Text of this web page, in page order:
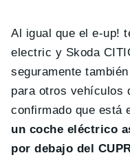
Al igual que el e-up!
electric y Skoda
seguramente
para otros vehículos
confirmado que está
un coche eléctrico
por debajo del